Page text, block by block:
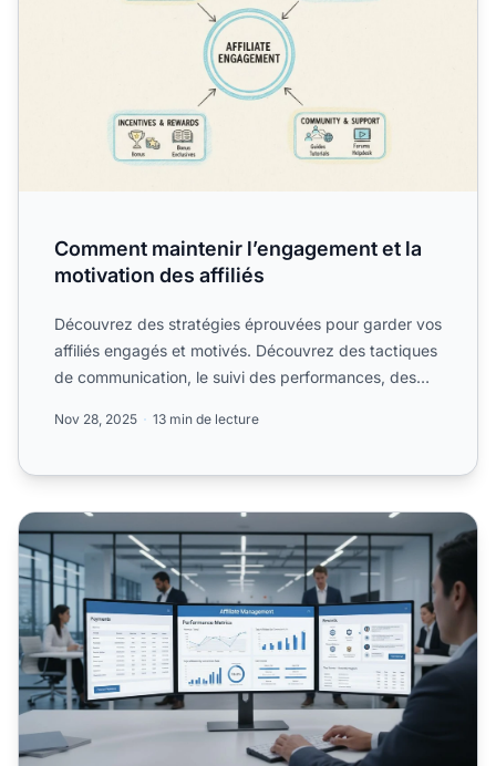
Comment maintenir l’engagement et la
motivation des affiliés
Découvrez des stratégies éprouvées pour garder vos
affiliés engagés et motivés. Découvrez des tactiques
de communication, le suivi des performances, des
Nov 28, 2025 13 min de lecture
Quelles sont les astuces les plus importantes pour gérer